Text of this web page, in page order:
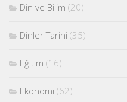
Din ve Bilim (20)
Dinler Tarihi (35)
Eğitim (16)
Ekonomi (62)